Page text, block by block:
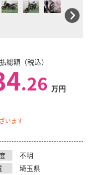
総額（税込）
.26 万円
います
不明
埼玉県